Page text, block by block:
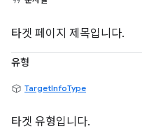
타겟 페이지 제목입니다.
유형
TargetInfoType
타겟 유형입니다.